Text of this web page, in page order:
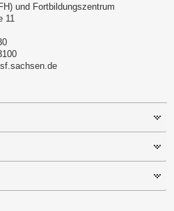
und Fortbildungszentrum
11